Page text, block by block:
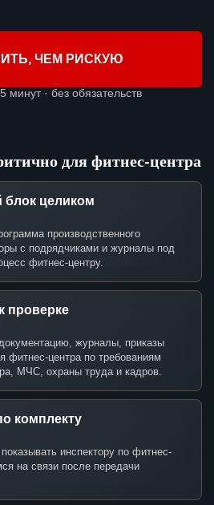
ЧЕМ РИСКУЮ
минут · без обязательств
для фитнес-центра
целиком
производственного
с подрядчиками и журналы под
фитнес-центру.
проверке
журналы, приказы
фитнес-центра по требованиям
МЧС, охраны труда и кадров.
комплекту
инспектору по фитнес-
на связи после передачи